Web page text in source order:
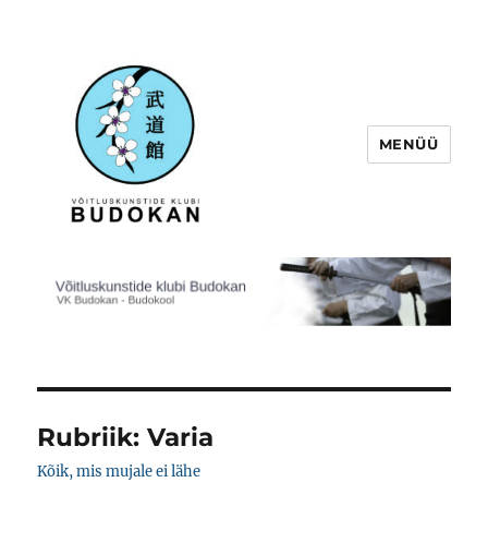
Võitluskunstide klubi Budokan
MENÜÜ
Rubriik:Varia
Kõik, mis mujale ei lähe